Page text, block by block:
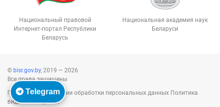
Национальный правовой
Интернет-портал Республики
Беларусь
Национальная академия наук
Беларуси
© bisr.gov.by, 2019 — 2026
Все права защищены
Политика в отношении обработки персональных данных Политика
видеонаблюдения
Telegram